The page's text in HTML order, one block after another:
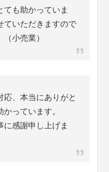
ても助かっていま
ていただきますので
小売業）
応、本当にありがと
っています。
に感謝申し上げま